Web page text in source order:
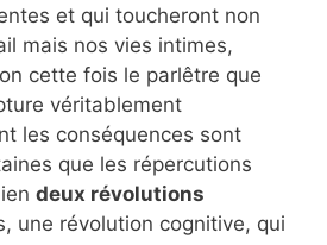
et qui toucheront non
mais nos vies intimes,
cette fois le parlêtre que
véritablement
les conséquences sont
que les répercutions
deux révolutions
une révolution cognitive, qui